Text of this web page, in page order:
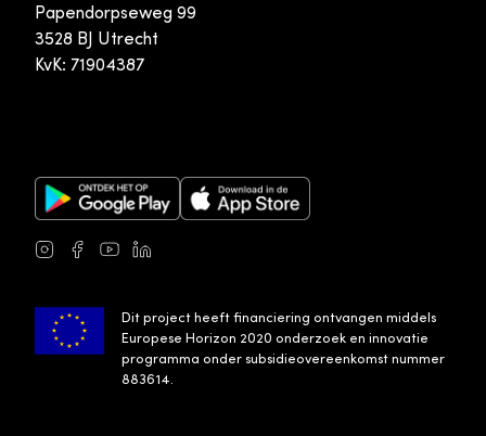
Papendorpseweg 99
3528 BJ Utrecht
KvK: 71904387
Google Play Store Apple App Store
Instagram
Facebook
YoutubeLinkedIn
Dit project heeft financiering ontvangen middels
Europese Horizon 2020 onderzoek en innovatie
programma onder subsidieovereenkomst nummer
883614.